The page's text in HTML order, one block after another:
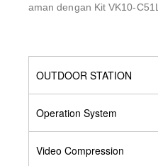
aman dengan Kit VK10-C51L
OUTDOOR STATION
Operation System
Video Compression